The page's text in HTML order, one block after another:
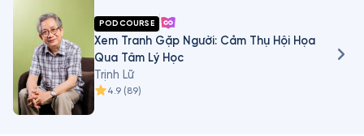
PODCOURSE
Xem Tranh Gặp Người: Cảm Thụ Hội Họa
Qua Tâm Lý Học
Trịnh Lữ
4.9 (89)